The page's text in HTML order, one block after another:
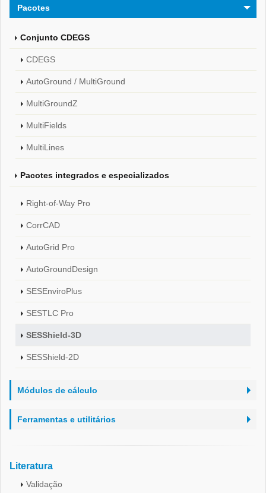
Pacotes
Conjunto CDEGS
CDEGS
AutoGround / MultiGround
MultiGroundZ
MultiFields
MultiLines
Pacotes integrados e especializados
Right-of-Way Pro
CorrCAD
AutoGrid Pro
AutoGroundDesign
SESEnviroPlus
SESTLC Pro
SESShield-3D
SESShield-2D
Módulos de cálculo
Ferramentas e utilitários
Literatura
Validação